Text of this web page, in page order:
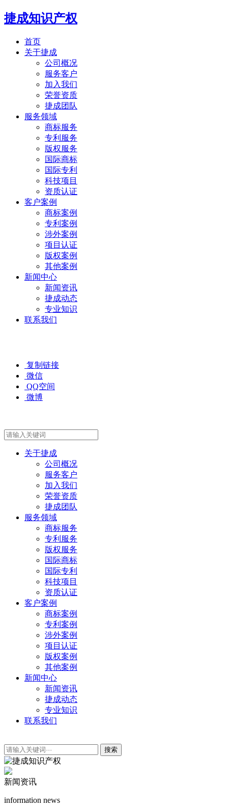
捷成知识产权
首页
关于捷成
公司概况
服务客户
加入我们
荣誉资质
捷成团队
服务领域
商标服务
专利服务
版权服务
国际商标
国际专利
科技项目
资质认证
客户案例
商标案例
专利案例
涉外案例
项目认证
版权案例
其他案例
新闻中心
新闻资讯
捷成动态
专业知识
联系我们
复制链接
微信
QQ空间
微博
关于捷成
公司概况
服务客户
加入我们
荣誉资质
捷成团队
服务领域
商标服务
专利服务
版权服务
国际商标
国际专利
科技项目
资质认证
客户案例
商标案例
专利案例
涉外案例
项目认证
版权案例
其他案例
新闻中心
新闻资讯
捷成动态
专业知识
联系我们
搜索
新闻资讯
information news